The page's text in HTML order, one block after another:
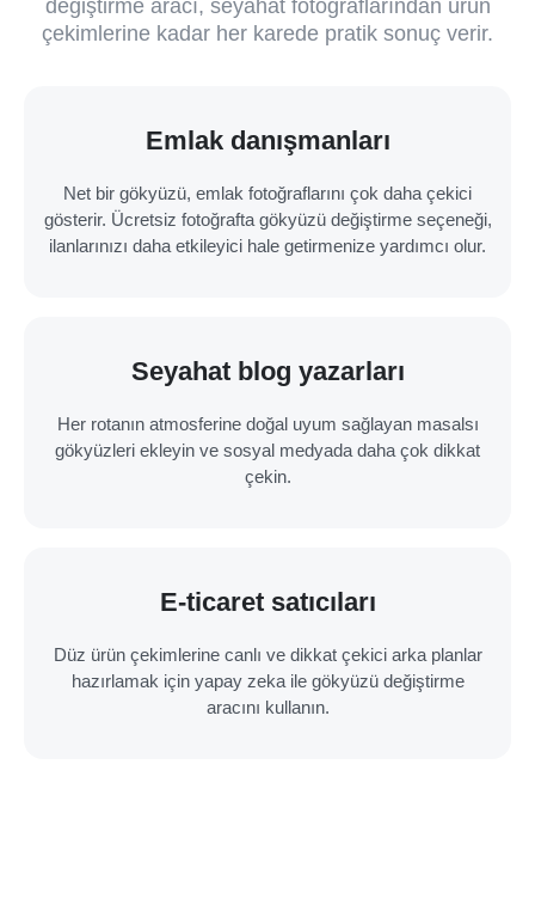
değiştirme aracı, seyahat fotoğraflarından ürün
çekimlerine kadar her karede pratik sonuç verir.
Emlak danışmanları
Net bir gökyüzü, emlak fotoğraflarını çok daha çekici
gösterir. Ücretsiz fotoğrafta gökyüzü değiştirme seçeneği,
ilanlarınızı daha etkileyici hale getirmenize yardımcı olur.
Seyahat blog yazarları
Her rotanın atmosferine doğal uyum sağlayan masalsı
gökyüzleri ekleyin ve sosyal medyada daha çok dikkat
çekin.
E-ticaret satıcıları
Düz ürün çekimlerine canlı ve dikkat çekici arka planlar
hazırlamak için yapay zeka ile gökyüzü değiştirme
aracını kullanın.